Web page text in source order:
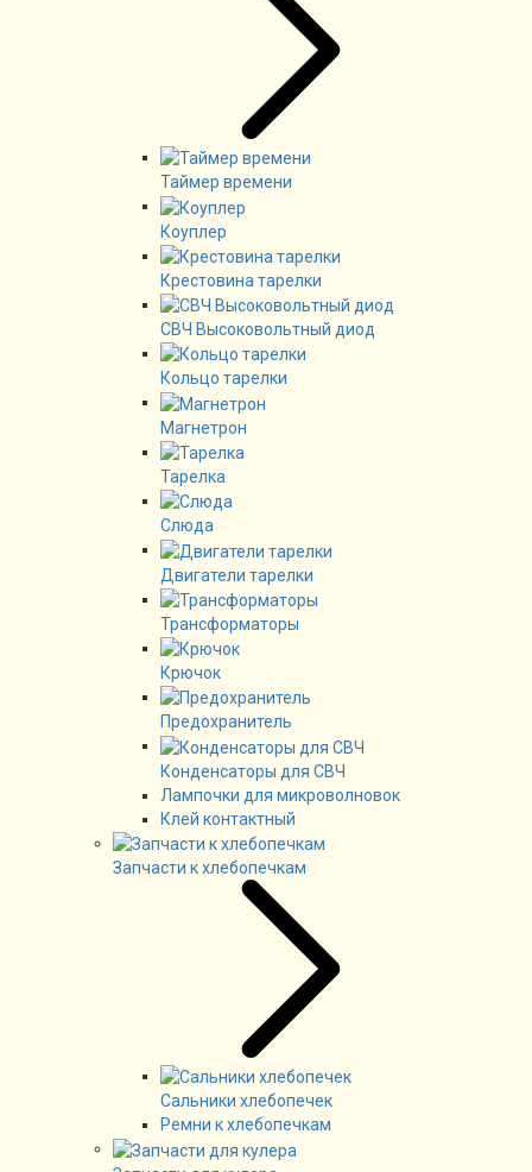
Таймер времени
Коуплер
Крестовина тарелки
СВЧ Высоковольтный диод
Кольцо тарелки
Магнетрон
Тарелка
Слюда
Двигатели тарелки
Трансформаторы
Крючок
Предохранитель
Конденсаторы для СВЧ
Лампочки для микроволновок
Клей контактный
Запчасти к хлебопечкам
Сальники хлебопечек
Ремни к хлебопечкам